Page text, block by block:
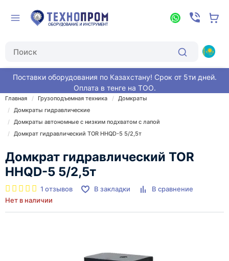
Поставки оборудования по Казахстану! Срок от 5ти дней.
Оплата в тенге на ТОО.
Главная Грузоподъемная техника
Домкраты
Домкраты гидравлические
Домкраты автономные с низким подхватом с лапой
Домкрат гидравлический TOR HHQD-5 5/2,5т
Домкрат гидравлический TOR
HHQD-5 5/2,5т
1 отзывов В закладки
В сравнение
Нет в наличии